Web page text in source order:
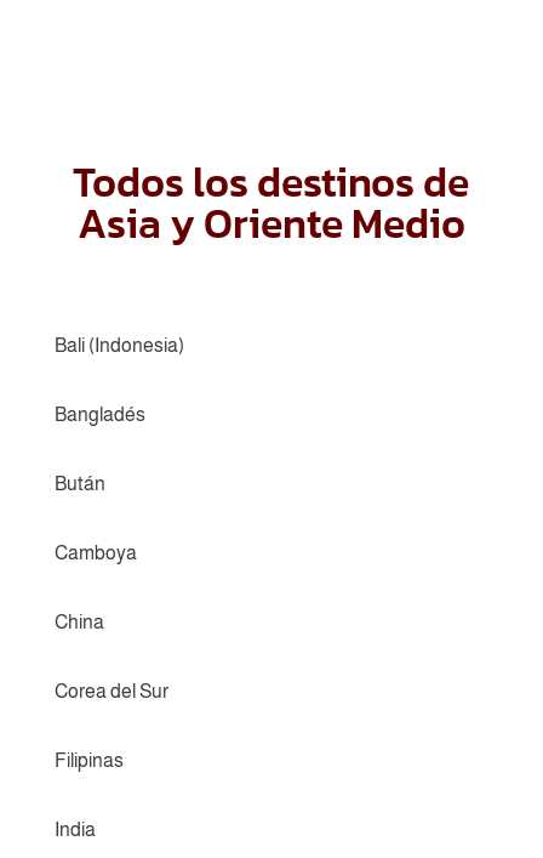
Todos los destinos de
Asia y Oriente Medio
Bali (Indonesia)
Bangladés
Bután
Camboya
China
Corea del Sur
Filipinas
India